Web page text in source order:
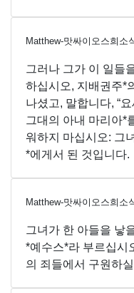
Matthew-맛싸이오스희소
그러나 그가 이 일들
하십시오, 지배권주*
나셨고, 말합니다, “
그대의 아내 마리아*
워하지 마십시오: 그
*에게서 된 것입니다.
Matthew-맛싸이오스희소
그녀가 한 아들을 낳
*예수스*라 부르십시
의 죄들에서 구원하